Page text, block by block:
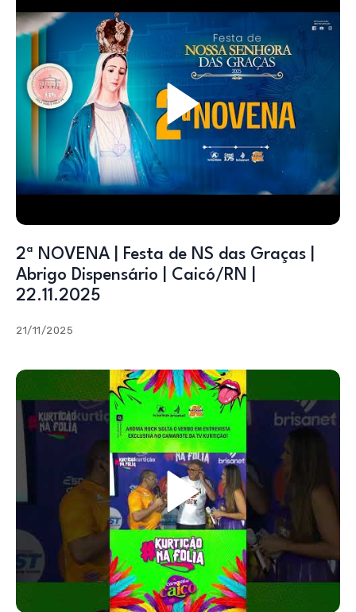
2ª NOVENA | Festa de NS das Graças |
Abrigo Dispensário | Caicó/RN |
22.11.2025
21/11/2025